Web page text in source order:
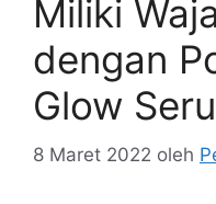
Miliki
dengan
Glow
8 Maret 2022 oleh